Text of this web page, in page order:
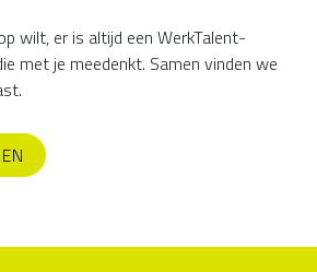
wilt, er is altijd een WerkTalent-
met je meedenkt. Samen vinden we